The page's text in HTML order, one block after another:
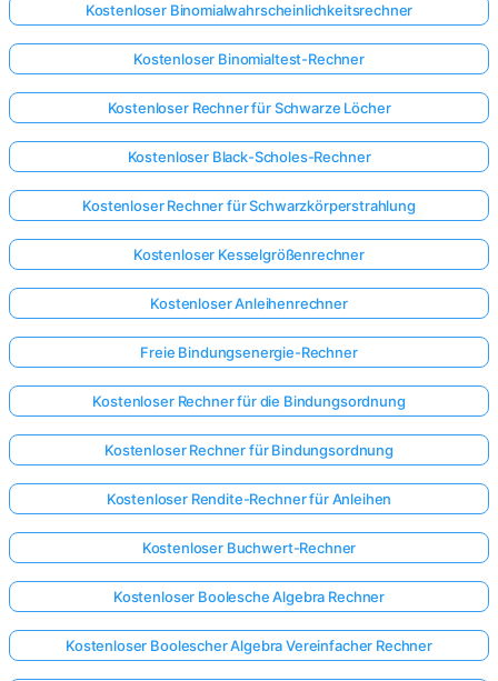
Kostenloser Binomialwahrscheinlichkeitsrechner
Kostenloser Binomialtest-Rechner
Kostenloser Rechner für Schwarze Löcher
Kostenloser Black-Scholes-Rechner
Kostenloser Rechner für Schwarzkörperstrahlung
Kostenloser Kesselgrößenrechner
Kostenloser Anleihenrechner
Freie Bindungsenergie-Rechner
Kostenloser Rechner für die Bindungsordnung
Kostenloser Rechner für Bindungsordnung
Kostenloser Rendite-Rechner für Anleihen
Kostenloser Buchwert-Rechner
Kostenloser Boolesche Algebra Rechner
Kostenloser Boolescher Algebra Vereinfacher Rechner